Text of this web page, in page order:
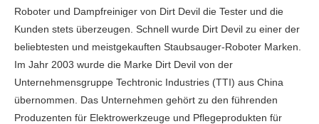
Roboter und Dampfreiniger von Dirt Devil die Tester und die
Kunden stets überzeugen. Schnell wurde Dirt Devil zu einer der
beliebtesten und meistgekauften Staubsauger-Roboter Marken.
Im Jahr 2003 wurde die Marke Dirt Devil von der
Unternehmensgruppe Techtronic Industries (TTI) aus China
übernommen. Das Unternehmen gehört zu den führenden
Produzenten für Elektrowerkzeuge und Pflegeprodukten für